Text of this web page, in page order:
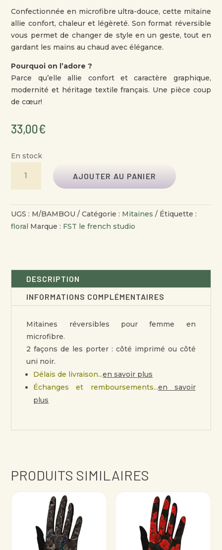
Confectionnée en microfibre ultra-douce, cette mitaine
allie confort, chaleur et légèreté. Son format réversible
vous permet de changer de style en un geste, tout en
gardant les mains au chaud avec élégance.
Pourquoi on l’adore ?
Parce qu’elle allie confort et caractère graphique,
modernité et héritage textile français. Une pièce coup
de cœur!
33,00€
En stock
RÉVERSIBLES
FEMME
BAMBOU
AJOUTER AU PANIER
UGS : M/BAMBOU Catégorie : Mitaines
Étiquette :
floral Marque : FST le french studio
DESCRIPTION
INFORMATIONS COMPLÉMENTAIRES
Mitaines réversibles pour femme en
microfibre.
2 façons de les porter : côté imprimé ou côté
uni noir.
Délais de livraison...en savoir plus
Échanges et remboursements...en savoir
plus
PRODUITS SIMILAIRES